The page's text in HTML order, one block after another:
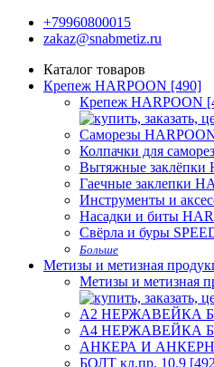
+79960800015
zakaz@snabmetiz.ru
Каталог товаров
Крепеж HARPOON [490]
Крепеж HARPOON
Саморезы
Колпачки для
Вытяжные заклёпки
Гаечные заклепки
Инструменты и
Насадки и биты
Свёрла и буры
Больше
Метизы и метизная
Метизы и метизная
А2 НЕРЖАВЕЙКА
А4 НЕРЖАВЕЙКА
АНКЕРА И
БОЛТ кл.пр. 10.9